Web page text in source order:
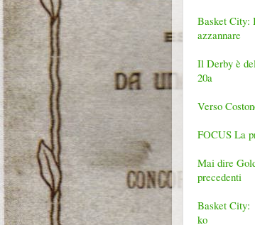
Basket City:
azzannare
Il Derby è
20a
Verso
FOCUS La
Mai dire
precedenti
Basket City:
ko